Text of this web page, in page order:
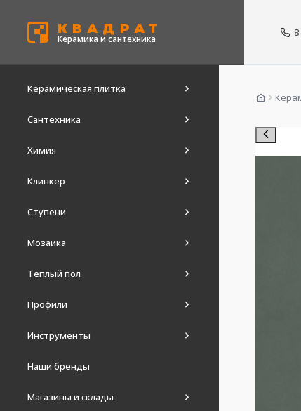
КВАДРАТ
Керамика и сантехника
Керамическая плитка
Сантехника
Химия
Клинкер
Ступени
Мозаика
Теплый пол
Профили
Инструменты
Наши бренды
Магазины и склады